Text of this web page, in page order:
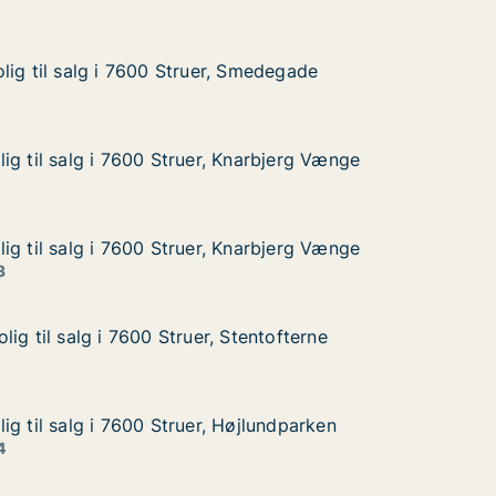
7600 Struer, Smedegade
til salg i 7600 Struer, Smedegade
til salg i 7600 Struer, Smedegade
Vænge
7600 Struer, Knarbjerg Vænge
til salg i 7600 Struer, Knarbjerg Vænge
til salg i 7600 Struer, Knarbjerg Vænge
Vænge
7600 Struer, Knarbjerg Vænge
til salg i 7600 Struer, Knarbjerg Vænge
til salg i 7600 Struer, Knarbjerg Vænge
i 7600 Struer, Stentofterne
til salg i 7600 Struer, Stentofterne
til salg i 7600 Struer, Stentofterne
Struer, Højlundparken
til salg i 7600 Struer, Højlundparken
til salg i 7600 Struer, Højlundparken